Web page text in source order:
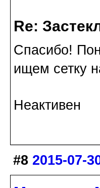
Re:
Спасибо!
ищем сетку
Неактивен
#8 2015-07-